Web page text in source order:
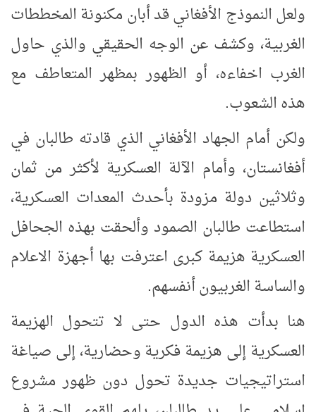
ولعل النموذج الأفغاني قد أبان مكنونة المخططات
الغربية، وكشف عن الوجه الحقيقي والذي حاول
الغرب اخفاءه، أو الظهور بمظهر المتعاطف مع
هذه الشعوب.
ولكن أمام الجهاد الأفغاني الذي قادته طالبان في
أفغانستان، وأمام الآلة العسكرية لأكثر من ثمان
وثلاثين دولة مزودة بأحدث المعدات العسكرية،
استطاعت طالبان الصمود وألحقت بهذه الجحافل
العسكرية هزيمة كبرى اعترفت بها أجهزة الاعلام
والساسة الغربيون أنفسهم.
هنا بدأت هذه الدول حتى لا تتحول الهزيمة
العسكرية إلى هزيمة فكرية وحضارية، إلى صياغة
استراتيجيات جديدة تحول دون ظهور مشروع